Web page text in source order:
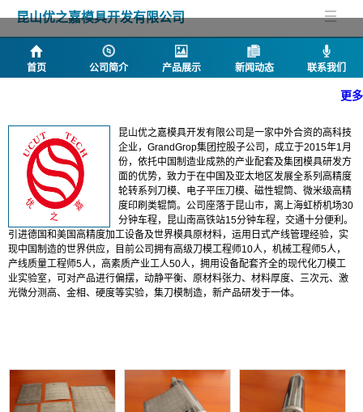
昆山优之嘉模具开发有限公司
首页 公司简介 产品展示 新闻动态 联系我们
更多
昆山优之嘉模具开发有限公司是一家中外合资的高科技
企业，GrandGrop集团控股子公司，成立于2015年1月
份，依托中国制造业成熟的产业配套及集团模具研发方
面的优势，致力于在中国及亚太地区发展全系列高精度
轮转系列刀模、电子平压刀模、磁性辊筒、微米级高精
度印刷类辊筒。公司座落于昆山市，离上海虹桥机场30
分钟车程，昆山南高铁站15分钟车程，交通十分便利。
引进德国和美国高精度加工设备及世界模具原材料，运用日式产线管理经验，实
现中国制造的世界供应，目前公司拥有高级刀模工程师10人，机械工程师5人，
产线质量工程师5人，高素质产业工人50人，拥用设备配套齐全的现代化刀模工
业实验室，可对产品进行偏摆，动静平衡、原材料张力、材料厚度、三次元、激
光微分测高、金相、硬度等实验，集刀模制造，新产品研发于一体。